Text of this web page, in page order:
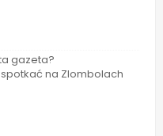
gazeta?
na Zlombolach